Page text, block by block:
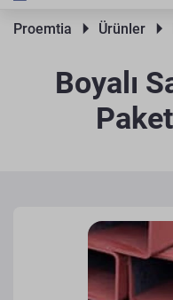
Proemtia Ürünler
Boyalı